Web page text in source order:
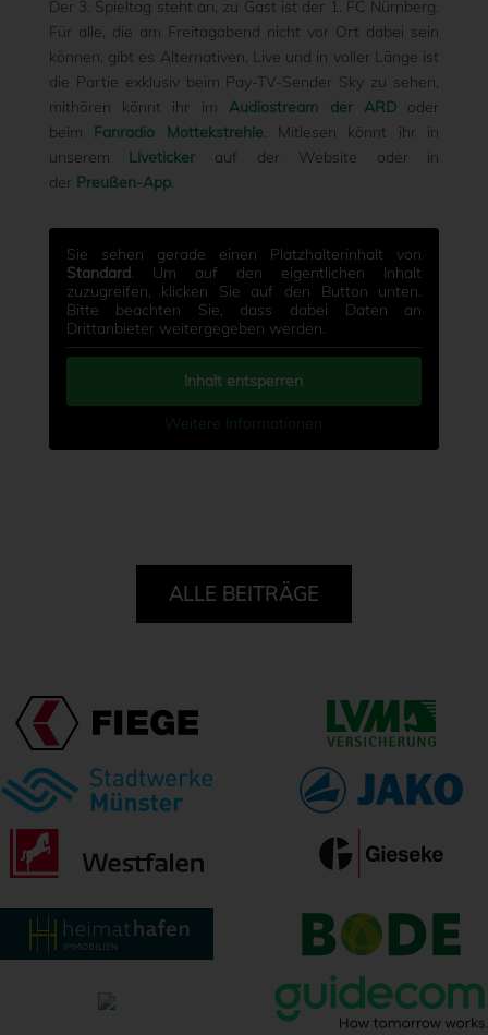
Der 3. Spieltag steht an, zu Gast ist der 1. FC Nürnberg.
Für alle, die am Freitagabend nicht vor Ort dabei sein
können, gibt es Alternativen. Live und in voller Länge ist
die Partie exklusiv beim Pay-TV-Sender Sky zu sehen,
mithören könnt ihr imAudiostream der ARDoder
beim Fanradio Mottekstrehle. Mitlesen könnt ihr in
unserem Liveticker auf der Website oder in
der Preußen-App.
Sie sehen gerade einen Platzhalterinhalt von
Standard. Um auf den eigentlichen Inhalt
zuzugreifen, klicken Sie auf den Button unten.
Bitte beachten Sie, dass dabei Daten an
Drittanbieter weitergegeben werden.
Inhalt entsperren
Weitere Informationen
ALLE BEITRÄGE